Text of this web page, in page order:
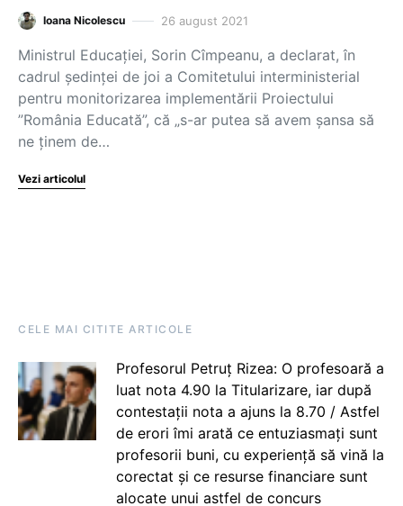
Ioana Nicolescu 26 august 2021
Ministrul Educației, Sorin Cîmpeanu, a declarat, în
cadrul ședinței de joi a Comitetului interministerial
pentru monitorizarea implementării Proiectului
”România Educată”, că „s-ar putea să avem șansa să
ne ținem de…
Vezi articolul
CELE MAI CITITE ARTICOLE
Profesorul Petruț Rizea: O profesoară a
luat nota 4.90 la Titularizare, iar după
contestații nota a ajuns la 8.70 / Astfel
de erori îmi arată ce entuziasmați sunt
profesorii buni, cu experiență să vină la
corectat și ce resurse financiare sunt
alocate unui astfel de concurs